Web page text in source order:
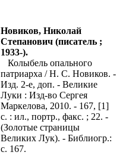
Новиков, Николай
Степанович (писатель ;
1933-).
Колыбель опального
патриарха / Н. С. Новиков. -
Изд. 2-е, доп. - Великие
Луки : Изд-во Сергея
Маркелова, 2010. - 167, [1]
с. : ил., портр., факс. ; 22. -
(Золотые страницы
Великих Лук). - Библиогр.:
с. 167.